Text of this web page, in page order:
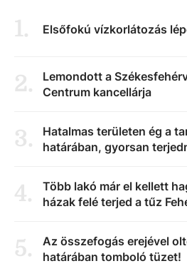
1. Elsőfokú vízkorlátozás
2.
Lemondott a
Centrum kancellárja
3.
Hatalmas területen ég a
határában, gyorsan
4.
Több lakó már el kellett
házak felé terjed a tűz
5.
Az összefogás erejével
határában tomboló tüzet!